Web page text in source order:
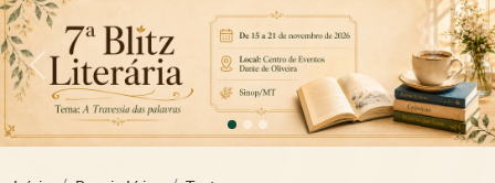
Previous